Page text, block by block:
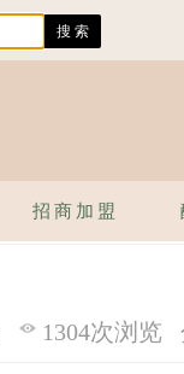
招商加盟
1304次浏览